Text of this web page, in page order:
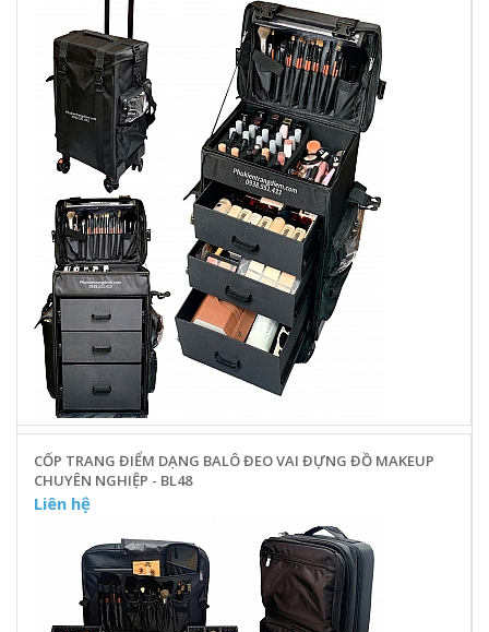
CỐP TRANG ĐIỂM DẠNG BALÔ ĐEO VAI ĐỰNG ĐỒ MAKEUP
CHUYÊN NGHIỆP - BL48
Liên hệ